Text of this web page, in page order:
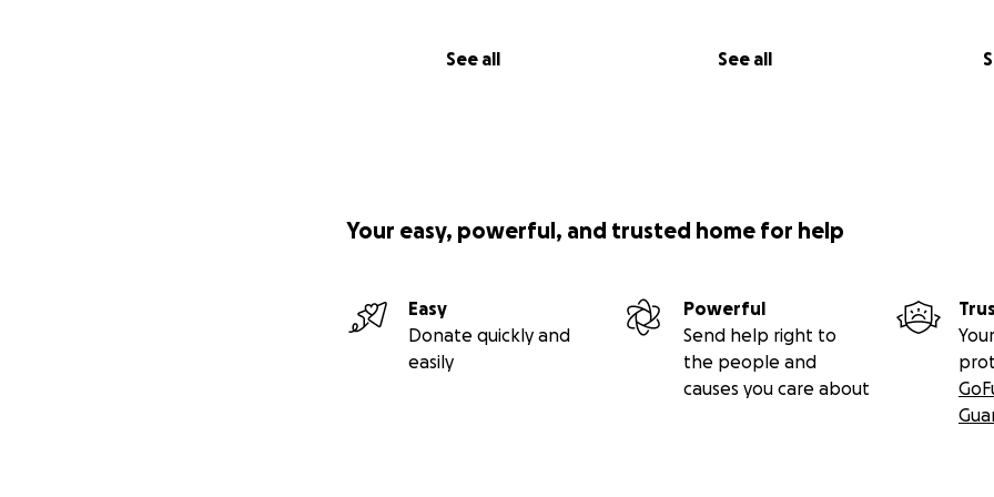
See all See all
Your easy, powerful, and trusted home for help
Easy
Donate quickly and
easily
Powerful
Send help right to
the people and
causes you care about